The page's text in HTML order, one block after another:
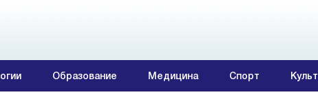
Образование Медицина Спорт